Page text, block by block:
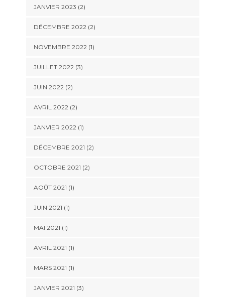
JANVIER 2023 (2)
DÉCEMBRE 2022(2)
NOVEMBRE 2022(1)
JUILLET 2022(3)
JUIN 2022(2)
AVRIL 2022(2)
JANVIER 2022(1)
DÉCEMBRE 2021 (2)
OCTOBRE 2021 (2)
AOÛT 2021 (1)
JUIN 2021 (1)
MAI 2021 (1)
AVRIL 2021 (1)
MARS 2021 (1)
JANVIER 2021 (3)